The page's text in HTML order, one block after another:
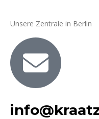
Unsere Zentrale in Berlin